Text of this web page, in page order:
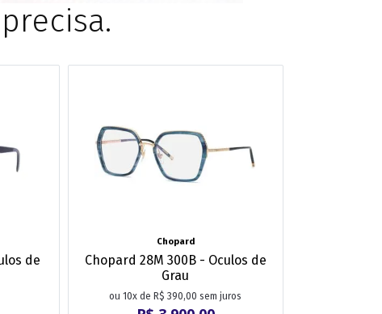
de
Chopard
Chopard 28M 300B - Oculos de
Grau
ou 10x de R$ 390,00 sem juros